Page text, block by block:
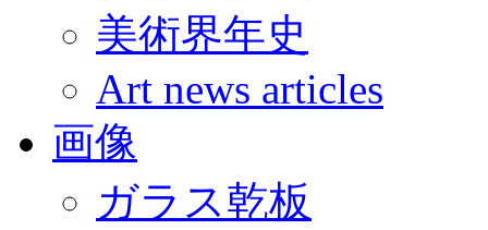
美術界年史
Art news articles
画像
ガラス乾板